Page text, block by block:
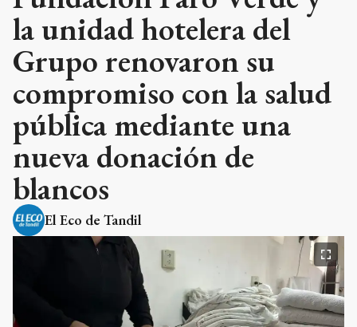
la unidad hotelera del
Grupo renovaron su
compromiso con la salud
pública mediante una
nueva donación de
blancos
El Eco de Tandil